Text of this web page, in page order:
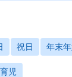
global/ja/
リティコンサル
事です。
祝日 年末
育児